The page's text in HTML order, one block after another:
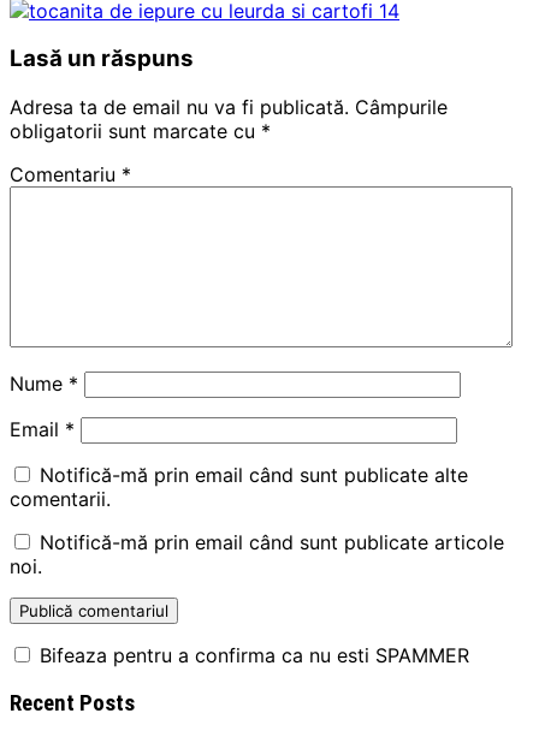
Lasă un răspuns
Adresa ta de email nu va fi publicată. Câmpurile
obligatorii sunt marcate cu *
Comentariu *
Nume *
Email *
Notifică-mă prin email când sunt publicate alte
comentarii.
Notifică-mă prin email când sunt publicate articole
noi.
Bifeaza pentru a confirma ca nu esti SPAMMER
Recent Posts